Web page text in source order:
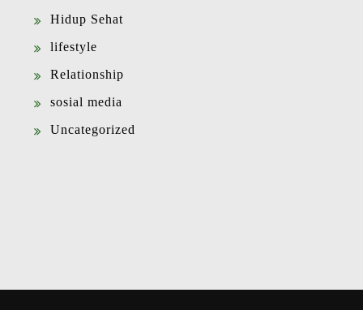
Hidup Sehat
lifestyle
Relationship
sosial media
Uncategorized